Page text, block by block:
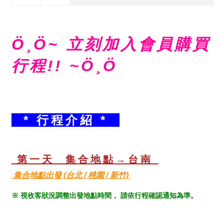
Ö¸Ö~ 立刻加入會員購買
行程!! ~Ö¸Ö
* 行程介紹 *
第一天 集合地點 →台南
集合地點出發 (台北 / 桃園 / 新竹)
※ 視收客狀況調整出發地點時間， 請依行程確認通知為準。